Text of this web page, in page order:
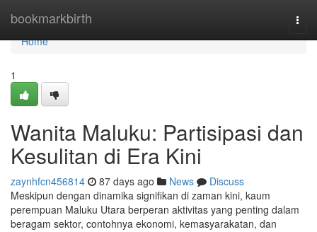
bookmarkbirth
Home
Home
1
Wanita Maluku: Partisipasi dan
Kesulitan di Era Kini
zaynhfcn456814 87 days ago News
Discuss
Meskipun dengan dinamika signifikan di zaman kini, kaum
perempuan Maluku Utara berperan aktivitas yang penting dalam
beragam sektor, contohnya ekonomi, kemasyarakatan, dan